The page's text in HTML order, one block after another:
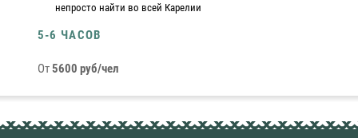
непросто найти во всей Карелии
5-6 ЧАСОВ
От5600 руб/чел